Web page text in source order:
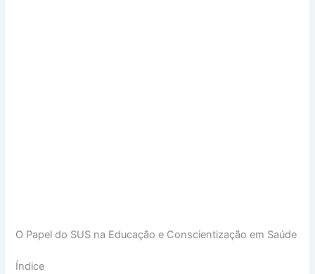
O Papel do SUS na Educação e Conscientização em Saúde
Índice